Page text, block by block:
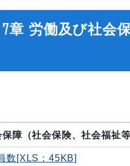
労働及び社会
障（社会保険、社会福祉等
数[XLS：45KB]